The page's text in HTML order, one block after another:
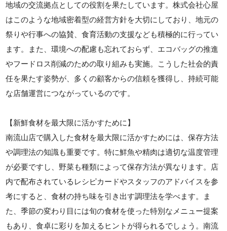
地域の交流拠点としての役割を果たしています。株式会社心屋
はこのような地域密着型の経営方針を大切にしており、地元の
祭りや行事への協賛、食育活動の支援なども積極的に行ってい
ます。また、環境への配慮も忘れておらず、エコバッグの推進
やフードロス削減のための取り組みも実施。こうした社会的責
任を果たす姿勢が、多くの顧客からの信頼を獲得し、持続可能
な店舗運営につながっているのです。
【新鮮食材を最大限に活かすために】
南流山店で購入した食材を最大限に活かすためには、保存方法
や調理法の知識も重要です。特に鮮魚や精肉は適切な温度管理
が必要ですし、野菜も種類によって保存方法が異なります。店
内で配布されているレシピカードやスタッフのアドバイスを参
考にすると、食材の持ち味を引き出す調理法を学べます。ま
た、季節の変わり目には旬の食材を使った特別なメニュー提案
もあり、食卓に彩りを加えるヒントが得られるでしょう。南流